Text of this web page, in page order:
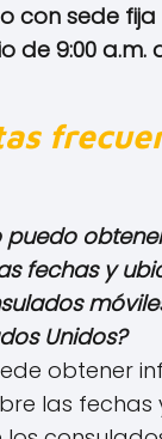
con sede
de 9:00 a.m.
puedo
fechas y
Unidos?
obtener
las fechas